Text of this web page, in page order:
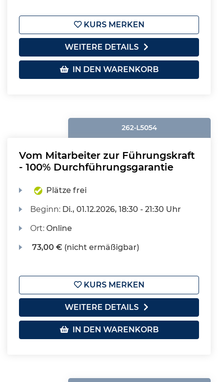
KURS MERKEN
WEITERE DETAILS
IN DEN WARENKORB
262-L5054
Vom Mitarbeiter zur Führungskraft
- 100% Durchführungsgarantie
Plätze frei
Beginn: Di., 01.12.2026, 18:30 - 21:30 Uhr
Ort:Online
73,00 € (nicht ermäßigbar)
KURS MERKEN
WEITERE DETAILS
IN DEN WARENKORB